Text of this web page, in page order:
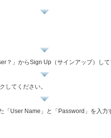
？」からSign Up（サインアップ）して
してください。
User Name」と「Password」を入